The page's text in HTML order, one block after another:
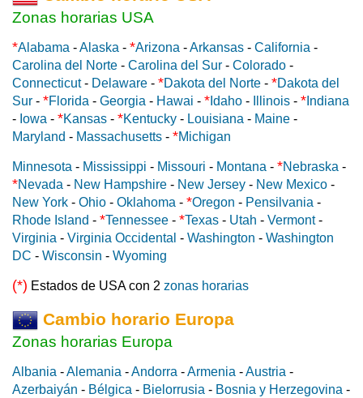
Zonas horarias USA
*Alabama -Alaska - *Arizona -Arkansas - California -
Carolina del Norte - Carolina del Sur - Colorado -
Connecticut- Delaware - *Dakota del Norte - *Dakota del
Sur - *Florida - Georgia - Hawai - * Idaho - Illinois - * Indiana
- Iowa - *Kansas - *Kentucky - Louisiana - Maine -
Maryland - Massachusetts - *Michigan
Minnesota - Mississippi - Missouri - Montana - *Nebraska -
*Nevada - New Hampshire - New Jersey - New Mexico -
New York - Ohio - Oklahoma - *Oregon - Pensilvania -
Rhode Island - *Tennessee - *Texas - Utah - Vermont-
Virginia - Virginia Occidental - Washington - Washington
DC - Wisconsin - Wyoming
(*) Estados de USA con 2 zonas horarias
Cambio horario Europa
Zonas horarias Europa
Albania -Alemania -Andorra -Armenia -Austria -
Azerbaiyán - Bélgica - Bielorrusia - Bosnia y Herzegovina -